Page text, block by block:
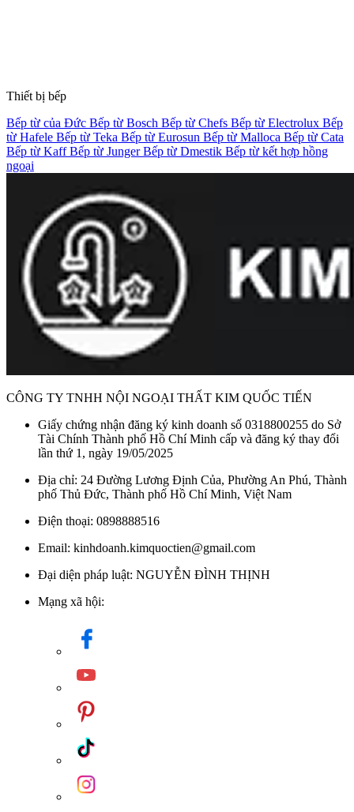
Thiết bị bếp
Bếp từ của Đức Bếp từ Bosch Bếp từ Chefs Bếp từ Electrolux Bếp
từ Hafele Bếp từ Teka Bếp từ Eurosun Bếp từ Malloca Bếp từ Cata
Bếp từ KaffBếp từ JungerBếp từ Dmestik Bếp từ kết hợp hồng
ngoại
CÔNG TY TNHH NỘI NGOẠI THẤT KIM QUỐC TIẾN
Giấy chứng nhận đăng ký kinh doanh số 0318800255 do Sở
Tài Chính Thành phố Hồ Chí Minh cấp và đăng ký thay đổi
lần thứ 1, ngày 19/05/2025
Địa chỉ: 24 Đường Lương Định Của, Phường An Phú, Thành
phố Thủ Đức, Thành phố Hồ Chí Minh, Việt Nam
Điện thoại: 0898888516
Email: kinhdoanh.kimquoctien@gmail.com
Đại diện pháp luật: NGUYỄN ĐÌNH THỊNH
Mạng xã hội: